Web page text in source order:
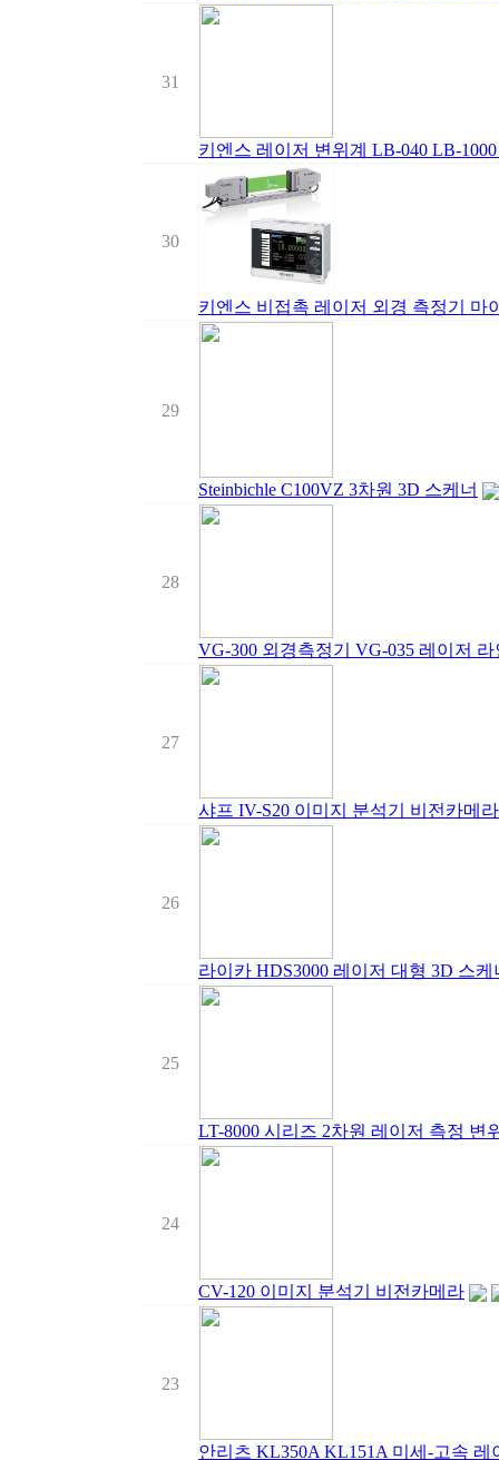
31
키엔스 레이저 변위계 LB-040 LB-
30
키엔스 비접촉 레이저 외경 측정기 마
29
Steinbichle C100VZ 3차원 3D 스케너
28
VG-300 외경측정기 VG-035 레이저
27
샤프 IV-S20 이미지 분석기 비전카메라
26
라이카 HDS3000 레이저 대형 3D 스케
25
LT-8000 시리즈 2차원 레이저 측정 변
24
CV-120 이미지 분석기 비전카메라
23
안리츠 KL350A KL151A 미세-고속